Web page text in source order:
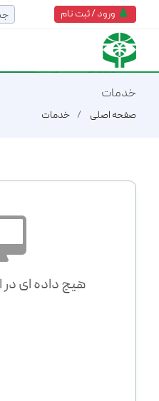
ورود / ثبت نام
خدمات
صفحه اصلی خدمات
هیچ داده ای در